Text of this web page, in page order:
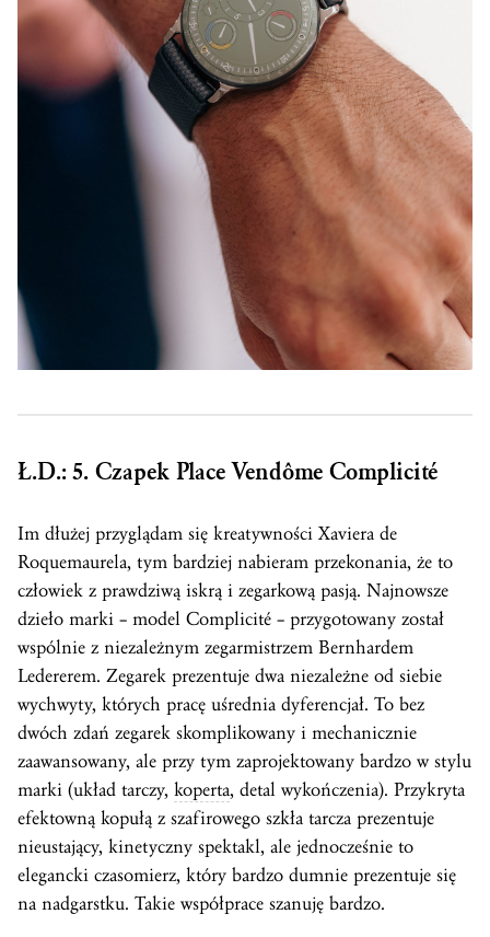
Ł.D.: 5. Czapek Place Vendôme Complicité
Im dłużej przyglądam się kreatywności Xaviera de
Roquemaurela, tym bardziej nabieram przekonania, że to
człowiek z prawdziwą iskrą i zegarkową pasją. Najnowsze
dzieło marki – model Complicité – przygotowany został
wspólnie z niezależnym zegarmistrzem Bernhardem
Ledererem. Zegarek prezentuje dwa niezależne od siebie
wychwyty, których pracę uśrednia dyferencjał. To bez
dwóch zdań zegarek skomplikowany i mechanicznie
zaawansowany, ale przy tym zaprojektowany bardzo w stylu
marki (układ tarczy, koperta, detal wykończenia). Przykryta
efektowną kopułą z szafirowego szkła tarcza prezentuje
nieustający, kinetyczny spektakl, ale jednocześnie to
elegancki czasomierz, który bardzo dumnie prezentuje się
na nadgarstku. Takie współprace szanuję bardzo.